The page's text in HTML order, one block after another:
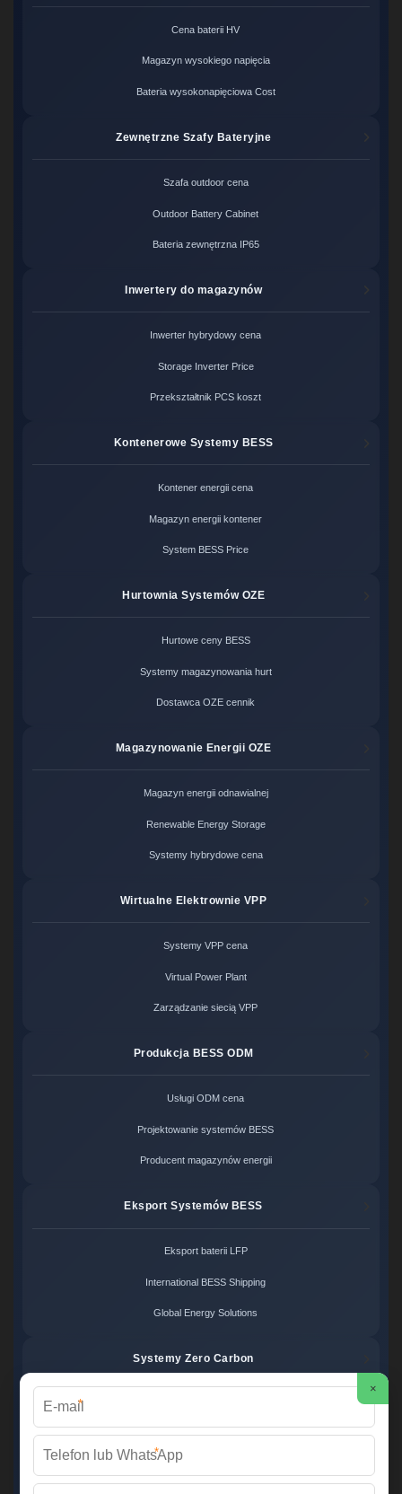
Cena baterii HV
Magazyn wysokiego napięcia
Bateria wysokonapięciowa Cost
Zewnętrzne Szafy Bateryjne
Szafa outdoor cena
Outdoor Battery Cabinet
Bateria zewnętrzna IP65
Inwertery do magazynów
Inwerter hybrydowy cena
Storage Inverter Price
Przekształtnik PCS koszt
Kontenerowe Systemy BESS
Kontener energii cena
Magazyn energii kontener
System BESS Price
Hurtownia Systemów OZE
Hurtowe ceny BESS
Systemy magazynowania hurt
Dostawca OZE cennik
Magazynowanie Energii OZE
Magazyn energii odnawialnej
Renewable Energy Storage
Systemy hybrydowe cena
Wirtualne Elektrownie VPP
Systemy VPP cena
Virtual Power Plant
Zarządzanie siecią VPP
Produkcja BESS ODM
Usługi ODM cena
Projektowanie systemów BESS
Producent magazynów energii
Eksport Systemów BESS
Eksport baterii LFP
International BESS Shipping
Global Energy Solutions
Systemy Zero Carbon
Zero Carbon Energy
Ekologiczne rozwiązania OZE
×
*
*